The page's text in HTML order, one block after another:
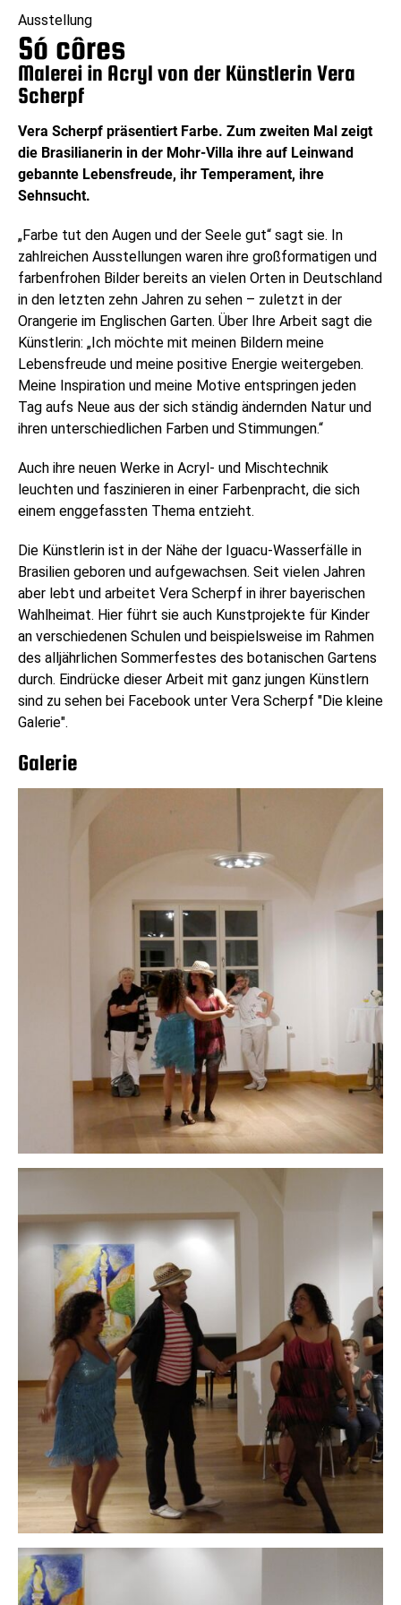
Ausstellung
Só côres
Malerei in Acryl von der Künstlerin Vera
Scherpf
Vera Scherpf präsentiert Farbe. Zum zweiten Mal zeigt
die Brasilianerin in der Mohr-Villa ihre auf Leinwand
gebannte Lebensfreude, ihr Temperament, ihre
Sehnsucht.
„Farbe tut den Augen und der Seele gut“ sagt sie. In
zahlreichen Ausstellungen waren ihre großformatigen und
farbenfrohen Bilder bereits an vielen Orten in Deutschland
in den letzten zehn Jahren zu sehen – zuletzt in der
Orangerie im Englischen Garten. Über Ihre Arbeit sagt die
Künstlerin: „Ich möchte mit meinen Bildern meine
Lebensfreude und meine positive Energie weitergeben.
Meine Inspiration und meine Motive entspringen jeden
Tag aufs Neue aus der sich ständig ändernden Natur und
ihren unterschiedlichen Farben und Stimmungen.“
Auch ihre neuen Werke in Acryl- und Mischtechnik
leuchten und faszinieren in einer Farbenpracht, die sich
einem enggefassten Thema entzieht.
Die Künstlerin ist in der Nähe der Iguacu-Wasserfälle in
Brasilien geboren und aufgewachsen. Seit vielen Jahren
aber lebt und arbeitet Vera Scherpf in ihrer bayerischen
Wahlheimat. Hier führt sie auch Kunstprojekte für Kinder
an verschiedenen Schulen und beispielsweise im Rahmen
des alljährlichen Sommerfestes des botanischen Gartens
durch. Eindrücke dieser Arbeit mit ganz jungen Künstlern
sind zu sehen bei Facebook unter Vera Scherpf "Die kleine
Galerie".
Galerie